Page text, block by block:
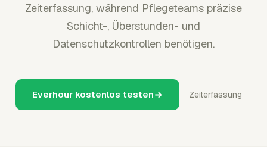
Zeiterfassung, während Pflegeteams präzise
Schicht-, Überstunden- und
Datenschutzkontrollen benötigen.
Everhour kostenlos testen Zeiterfassung